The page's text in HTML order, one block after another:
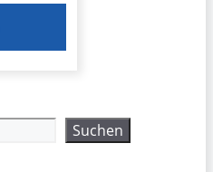
Suchen